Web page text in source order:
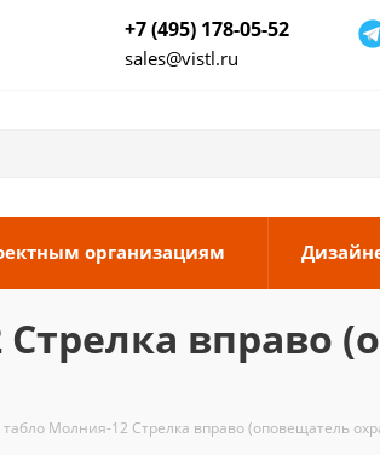
+7 (495) 178-05-52
sales@vistl.ru
организациям
вправо
табло Молния-12 Стрелка вправо (оповещатель